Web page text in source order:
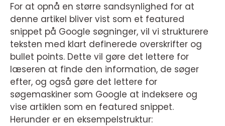
For at opnå en større sandsynlighed for at
denne artikel bliver vist som et featured
snippet på Google søgninger, vil vi strukturere
teksten med klart definerede overskrifter og
bullet points. Dette vil gøre det lettere for
læseren at finde den information, de søger
efter, og også gøre det lettere for
søgemaskiner som Google at indeksere og
vise artiklen som en featured snippet.
Herunder er en eksempelstruktur: